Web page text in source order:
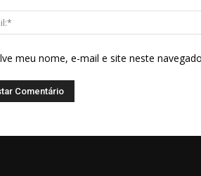
meu nome, e-mail e site neste